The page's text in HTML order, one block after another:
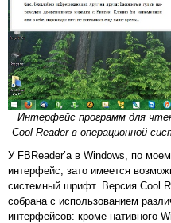
Интерфейс программ для
Cool Reader в операционной
У FBReader’а в Windows, по
интерфейс; зато имеется
системный шрифт. Версия Cool
собрана с использованием
интерфейсов: кроме нативного